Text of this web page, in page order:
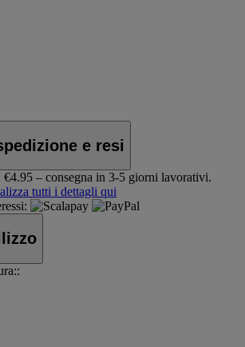
e resi
€4.95 – consegna in 3-5 giorni lavorativi.
tutti i dettagli qui